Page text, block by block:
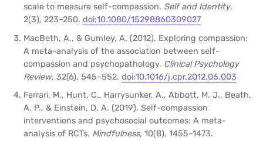
scale to measure self-compassion. Self and Identity,
2(3), 223–250. doi:10.1080/15298860309027
MacBeth, A., & Gumley, A. (2012). Exploring compassion:
A meta-analysis of the association between self-
compassion and psychopathology. Clinical Psychology
Review, 32(6), 545–552. doi:10.1016/j.cpr.2012.06.003
Ferrari, M., Hunt, C., Harrysunker, A., Abbott, M. J., Beath,
A. P., & Einstein, D. A. (2019). Self-compassion
interventions and psychosocial outcomes: A meta-
analysis of RCTs. Mindfulness, 10(8), 1455–1473.